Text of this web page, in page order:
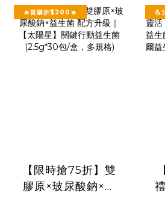
🔥首購折$200🔥
【限時搶75折】雙
膠原×玻尿酸鈉×益
💪